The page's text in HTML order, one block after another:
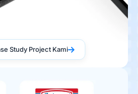
Study Project Kami